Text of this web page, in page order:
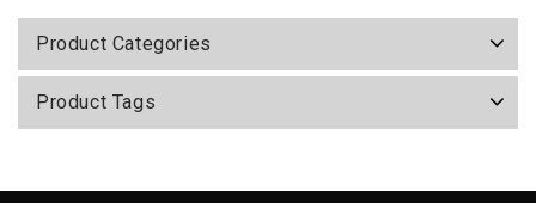
Product Categories
Product Tags